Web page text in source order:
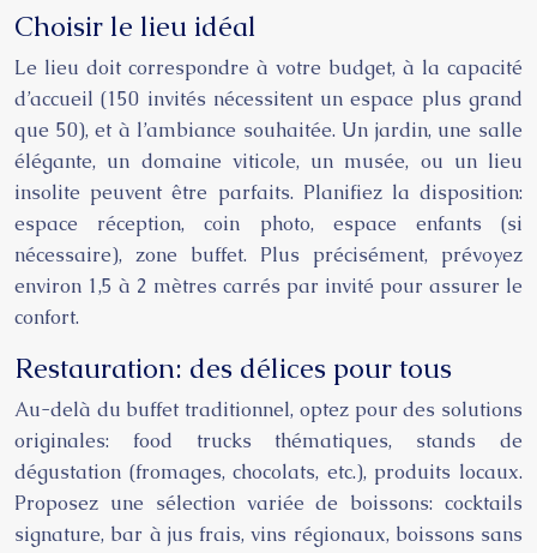
Choisir le lieu idéal
Le lieu doit correspondre à votre budget, à la capacité
d’accueil (150 invités nécessitent un espace plus grand
que 50), et à l’ambiance souhaitée. Un jardin, une salle
élégante, un domaine viticole, un musée, ou un lieu
insolite peuvent être parfaits. Planifiez la disposition:
espace réception, coin photo, espace enfants (si
nécessaire), zone buffet. Plus précisément, prévoyez
environ 1,5 à 2 mètres carrés par invité pour assurer le
confort.
Restauration: des délices pour tous
Au-delà du buffet traditionnel, optez pour des solutions
originales: food trucks thématiques, stands de
dégustation (fromages, chocolats, etc.), produits locaux.
Proposez une sélection variée de boissons: cocktails
signature, bar à jus frais, vins régionaux, boissons sans